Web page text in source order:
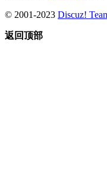
© 2001-2023 Discuz!
返回顶部